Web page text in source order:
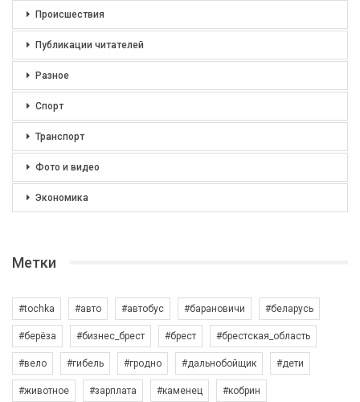
Происшествия
Публикации читателей
Разное
Спорт
Транспорт
Фото и видео
Экономика
Метки
#tochka #авто #автобус #барановичи #беларусь
#берёза #бизнес_брест #брест #брестская_область
#вело #гибель #гродно #дальнобойщик #дети
#животное #зарплата #каменец #кобрин